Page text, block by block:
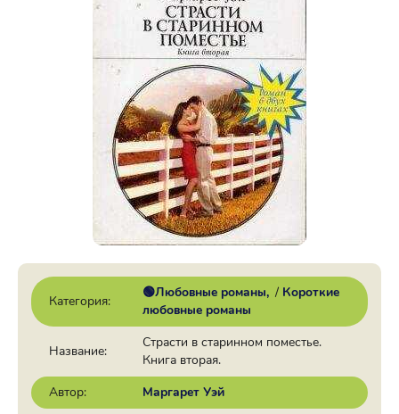
Категория:
🟢Любовные романы / Короткие
любовные романы
Название:
Страсти в старинном поместье.
Книга вторая.
Автор:
Маргарет Уэй